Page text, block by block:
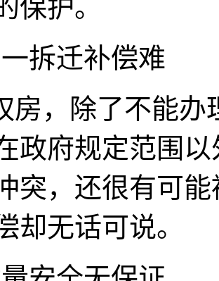
保护。
拆迁补偿难
房，除了不能办
政府规定范围
突，还很有可
却无话可说。